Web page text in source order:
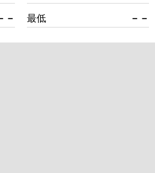
－ 最低 －－